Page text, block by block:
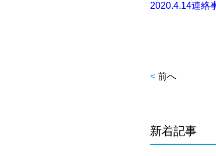
2020.4.14連絡
< 前へ
新着記事